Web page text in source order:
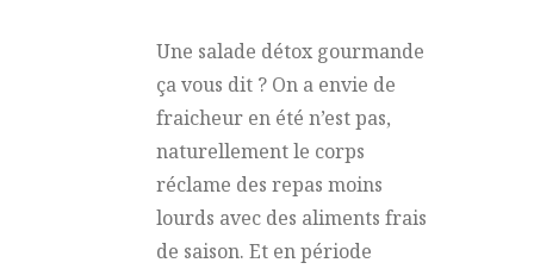
Une salade détox gourmande
ça vous dit ? On a envie de
fraicheur en été n’est pas,
naturellement le corps
réclame des repas moins
lourds avec des aliments frais
de saison. Et en période